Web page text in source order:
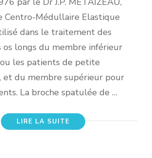
Centro-Médullaire Elastique
dans le traitement des
os longs du membre inférieur
ou les patients de petite
et du membre supérieur pour
La broche spatulée de …
LIRE LA SUITE